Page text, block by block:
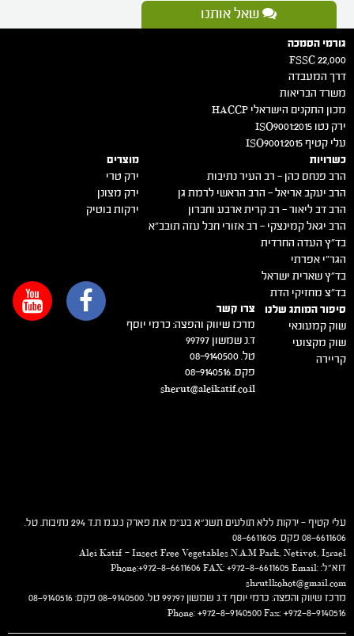
שאל אותנו
גורמי הסמכה
FSSC 22,000
דרך המעבדה
משרד הבריאות
מכון התקנים הישראלי HACCP
ירק נטו 2015:ISO9001
עלי קטיף 2015:ISO9001
כשרויות
הרב פנחס כהן – רב העיר נתיבות
הרב יעקב אריאל – הרב הראשי לרמת גן
הרב דב ליאור – רב קרית ארבע וחברון
הרב יגאל קמינצקי – רב אזורי חבל עזה תובב"א
בד"ץ העדה החרדית
הגר"י אפרתי
בד"ץ שארית ישראל
בד"צ מחזיקי הדת
מוצרים
ירק טרי
ירק מצונן
ירקות בוטיק
סיפור המותג שלנו
שוק קמעונאי
שוק מקצועי
קריירה
צרו קשר
מרכז שיווק והפצה: כרמי יוסף
ד.נ שמשון 99797
טל. 08-9140500
פקס. 08-9140516
sherut@aleikatif.co.il
עלי קטיף – ירקות ללא תולעים תשנ"א בע"מ א.ת פארק נ.ע.מ ת.ד 294 נתיבות. טל.
08-6611606 פקס. 08-6611605
Alei Katif – Insect Free Vegetables N.A.M Park, Netivot, Israel
דוא"ל: Phone:+972-8-6611606 FAX: +972-8-6611605 Email:
shrutlkohot@gmail.com
מרכז שיווק והפצה: כרמי יוסף ד.נ שמשון 99797 טל. 08-9140500 פקס: 08-9140516
Phone: +972-8-9140500 Fax: +972-8-9140516